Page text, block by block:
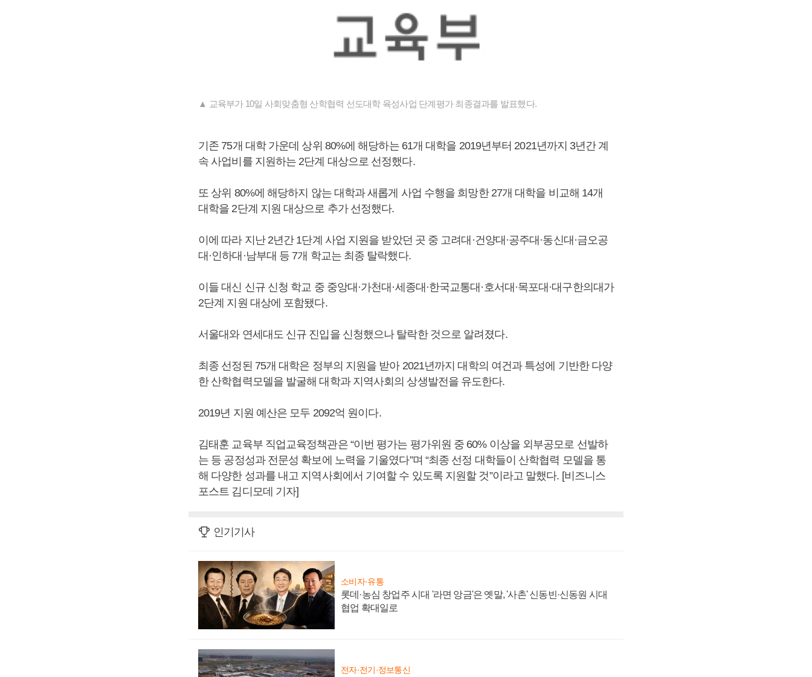
▲ 교육부가 10일 사회맞춤형 산학협력 선도대학 육성사업 단계평가 최종결과를 발표했다.
기존 75개 대학 가운데 상위 80%에 해당하는 61개 대학을 2019년부터 2021년까지 3년간 계
속 사업비를 지원하는 2단계 대상으로 선정했다.
또 상위 80%에 해당하지 않는 대학과 새롭게 사업 수행을 희망한 27개 대학을 비교해 14개
대학을 2단계 지원 대상으로 추가 선정했다.
이에 따라 지난 2년간 1단계 사업 지원을 받았던 곳 중 고려대·건양대·공주대·동신대·금오공
대·인하대·남부대 등 7개 학교는 최종 탈락했다.
이들 대신 신규 신청 학교 중 중앙대·가천대·세종대·한국교통대·호서대·목포대·대구한의대가
2단계 지원 대상에 포함됐다.
서울대와 연세대도 신규 진입을 신청했으나 탈락한 것으로 알려졌다.
최종 선정된 75개 대학은 정부의 지원을 받아 2021년까지 대학의 여건과 특성에 기반한 다양
한 산학협력모델을 발굴해 대학과 지역사회의 상생발전을 유도한다.
2019년 지원 예산은 모두 2092억 원이다.
김태훈 교육부 직업교육정책관은 “이번 평가는 평가위원 중 60% 이상을 외부공모로 선발하
는 등 공정성과 전문성 확보에 노력을 기울였다”며 “최종 선정 대학들이 산학협력 모델을 통
해 다양한 성과를 내고 지역사회에서 기여할 수 있도록 지원할 것”이라고 말했다. [비즈니스
포스트 김디모데 기자]
인기기사
소비자·유통
롯데·농심 창업주 시대 '라면 앙금'은 옛말, '사촌' 신동빈·신동원 시대
협업 확대일로
전자·전기·정보통신